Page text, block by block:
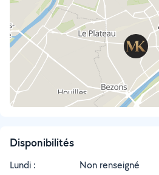
Disponibilités
Lundi :
Non renseigné